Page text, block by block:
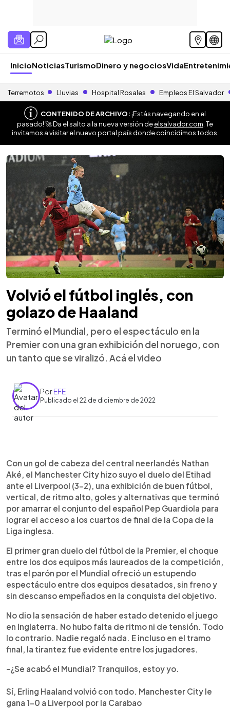
InicioNoticiasTurismoDinero y negociosVida
Terremotos Lluvias Hospital Rosales Empleos El Salvador
CONTENIDO DE ARCHIVO:¡Estás navegando en el
pasado! 🚀 Da el salto a la nueva versión deelsalvador.com . Te
invitamos a visitar el nuevo portal país donde coincidimos todos.
Volvió el fútbol inglés, con
golazo de Haaland
Terminó el Mundial, pero el espectáculo en la
Premier con una gran exhibición del noruego, con
un tanto que se viralizó. Acá el video
PorEFE
Publicado el 22 de diciembre de 2022
Escuchar artículo
Con un gol de cabeza del central neerlandés Nathan
Aké, el Manchester City hizo suyo el duelo del Etihad
ante el Liverpool (3-2), una exhibición de buen fútbol,
vertical, de ritmo alto, goles y alternativas que terminó
por amarrar el conjunto del español Pep Guardiola para
lograr el acceso a los cuartos de final de la Copa de la
Liga inglesa.
El primer gran duelo del fútbol de la Premier, el choque
entre los dos equipos más laureados de la competición,
tras el parón por el Mundial ofreció un estupendo
espectáculo entre dos equipos desatados, sin freno y
sin descanso empeñados en la conquista del objetivo.
No dio la sensación de haber estado detenido el juego
en Inglaterra. No hubo falta de ritmo ni de tensión. Todo
lo contrario. Nadie regaló nada. E incluso en el tramo
final, la tirantez fue evidente entre los jugadores.
-¿Se acabó el Mundial? Tranquilos, estoy yo.
Sí, Erling Haaland volvió con todo. Manchester City le
gana 1-0 a Liverpool por la Carabao